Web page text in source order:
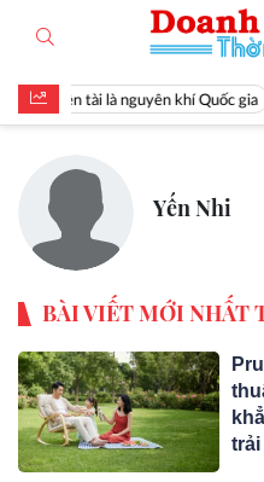
Hiền tài là nguyên khí Quốc gia
Yến Nhi
BÀI VIẾT MỚI NHẤT
trải